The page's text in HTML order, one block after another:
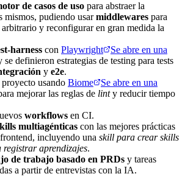
de casos de uso para abstraer la
mismos, pudiendo usarmiddlewares para
y reconfigurar en gran medida la
harness con Playwright
Se abre en una
se definieron estrategias de testing para tests
y e2e.
usando Biome
Se abre en una
mejorar las reglas de linty reducir tiempo
workflows en CI.
multiagénticas con las mejores prácticas
incluyendo una skill para crear skills
registrar aprendizajes.
de trabajo basado en PRDs y tareas
a partir de entrevistas con la IA.